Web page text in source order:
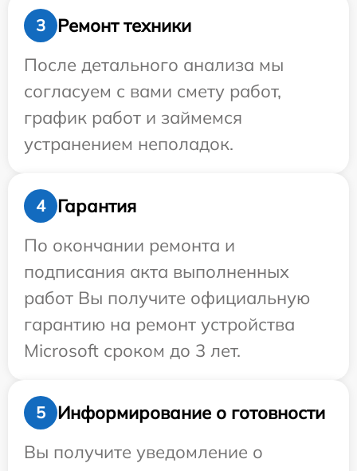
3
Ремонт техники
После детального анализа мы
согласуем с вами смету работ,
график работ и займемся
устранением неполадок.
4
Гарантия
По окончании ремонта и
подписания акта выполненных
работ Вы получите официальную
гарантию на ремонт устройства
Microsoft сроком до 3 лет.
5
Информирование о готовности
Вы получите уведомление о